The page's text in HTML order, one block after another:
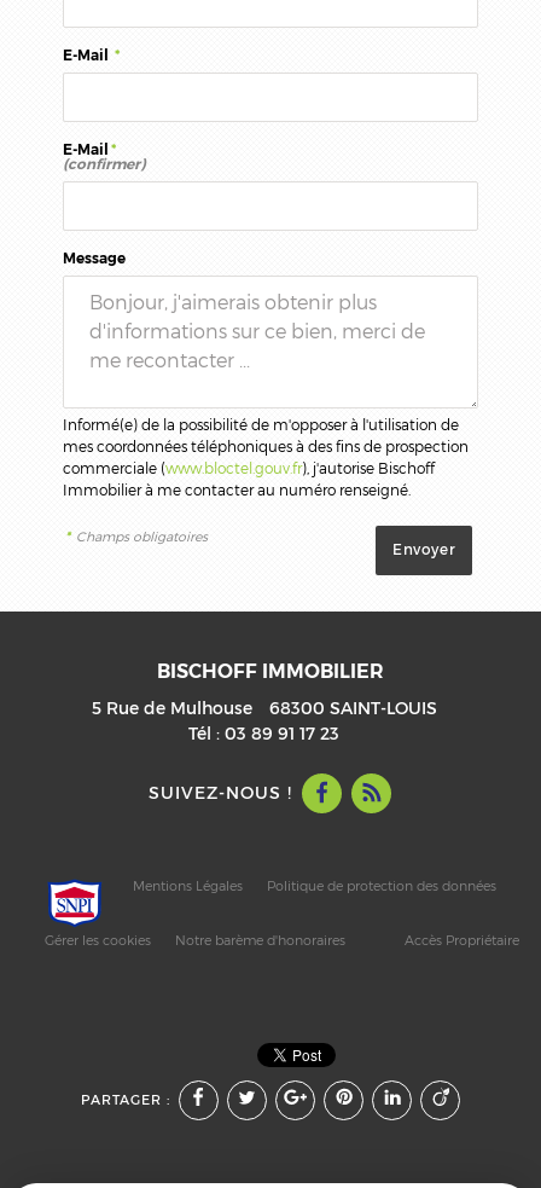
E-Mail *
E-Mail *
(confirmer)
Message
Informé(e) de la possibilité de m'opposer à l'utilisation de
mes coordonnées téléphoniques à des fins de prospection
commerciale (www.bloctel.gouv.fr), j'autorise Bischoff
Immobilier à me contacter au numéro renseigné.
* Champs obligatoires
BISCHOFF IMMOBILIER
5 Rue de Mulhouse 68300 SAINT-LOUIS
Tél :03 89 91 17 23
SUIVEZ-NOUS !
Mentions Légales Politique de protection des données
Gérer les cookies Notre barème d'honoraires Accès Propriétaire
PARTAGER :